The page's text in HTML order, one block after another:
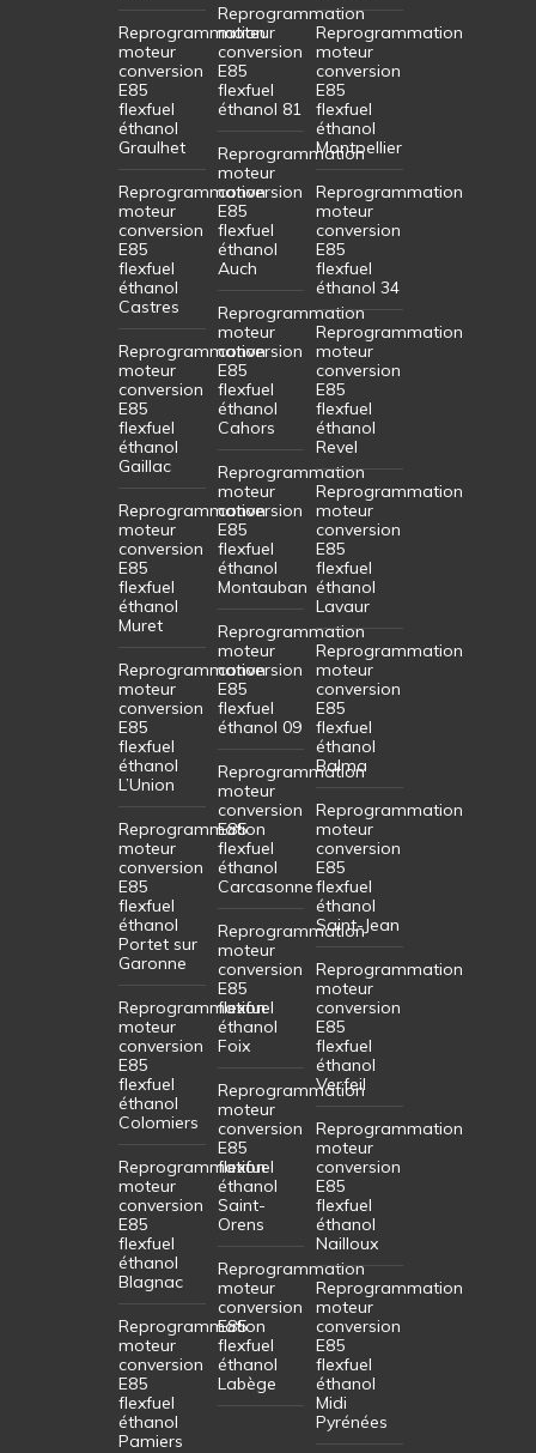
Reprogrammation
moteur
conversion
E85
flexfuel
éthanol
Graulhet
Reprogrammation
moteur
conversion
E85
flexfuel
éthanol
Castres
Reprogrammation
moteur
conversion
E85
flexfuel
éthanol
Gaillac
Reprogrammation
moteur
conversion
E85
flexfuel
éthanol
Muret
Reprogrammation
moteur
conversion
E85
flexfuel
éthanol
L’Union
Reprogrammation
moteur
conversion
E85
flexfuel
éthanol
Portet sur
Garonne
Reprogrammation
moteur
conversion
E85
flexfuel
éthanol
Colomiers
Reprogrammation
moteur
conversion
E85
flexfuel
éthanol
Blagnac
Reprogrammation
moteur
conversion
E85
flexfuel
éthanol
Pamiers
Reprogrammation
moteur
conversion
E85
flexfuel
éthanol 81
Reprogrammation
moteur
conversion
E85
flexfuel
éthanol
Auch
Reprogrammation
moteur
conversion
E85
flexfuel
éthanol
Cahors
Reprogrammation
moteur
conversion
E85
flexfuel
éthanol
Montauban
Reprogrammation
moteur
conversion
E85
flexfuel
éthanol 09
Reprogrammation
moteur
conversion
E85
flexfuel
éthanol
Carcasonne
Reprogrammation
moteur
conversion
E85
flexfuel
éthanol
Foix
Reprogrammation
moteur
conversion
E85
flexfuel
éthanol
Saint-
Orens
Reprogrammation
moteur
conversion
E85
flexfuel
éthanol
Labège
Reprogrammation
moteur
conversion
E85
flexfuel
éthanol
Montpellier
Reprogrammation
moteur
conversion
E85
flexfuel
éthanol 34
Reprogrammation
moteur
conversion
E85
flexfuel
éthanol
Revel
Reprogrammation
moteur
conversion
E85
flexfuel
éthanol
Lavaur
Reprogrammation
moteur
conversion
E85
flexfuel
éthanol
Balma
Reprogrammation
moteur
conversion
E85
flexfuel
éthanol
Saint-Jean
Reprogrammation
moteur
conversion
E85
flexfuel
éthanol
Verfeil
Reprogrammation
moteur
conversion
E85
flexfuel
éthanol
Nailloux
Reprogrammation
moteur
conversion
E85
flexfuel
éthanol
Midi
Pyrénées